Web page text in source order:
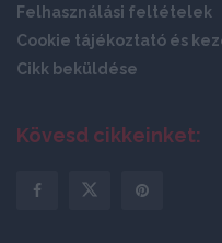
Felhasználási feltételek
Cookie tájékoztató és
Cikk beküldése
Kövesd cikkeinket: